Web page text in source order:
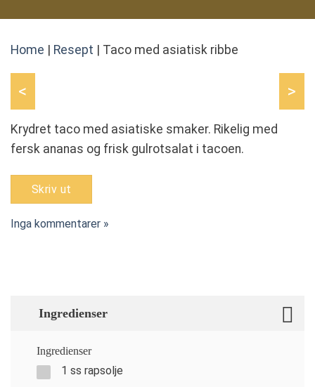
Home Resept Taco med asiatisk ribbe
< >
Krydret taco med asiatiske smaker. Rikelig med
fersk ananas og frisk gulrotsalat i tacoen.
Skriv ut
Inga kommentarer »
Ingredienser
Ingredienser
1 ss rapsolje